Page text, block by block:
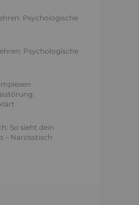
Psychologische
Psychologische
So sieht dein
– Narzisstisch